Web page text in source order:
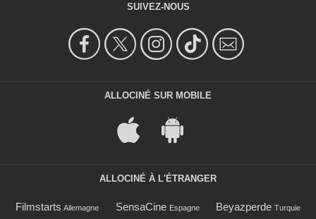
SUIVEZ-NOUS
ALLOCINÉ SUR MOBILE
ALLOCINÉ À L'ÉTRANGER
Filmstarts Allemagne SensaCine Espagne Beyazperde Turquie